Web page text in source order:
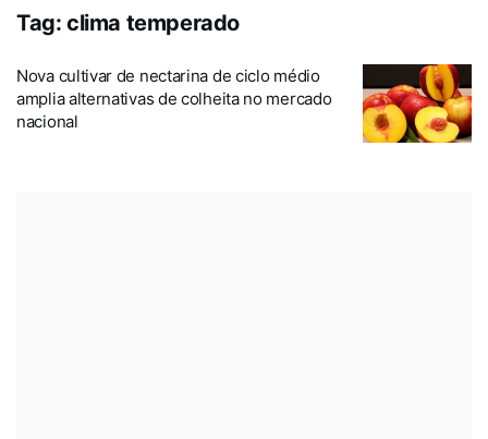
Tag: clima temperado
Nova cultivar de nectarina de ciclo médio
amplia alternativas de colheita no mercado
nacional